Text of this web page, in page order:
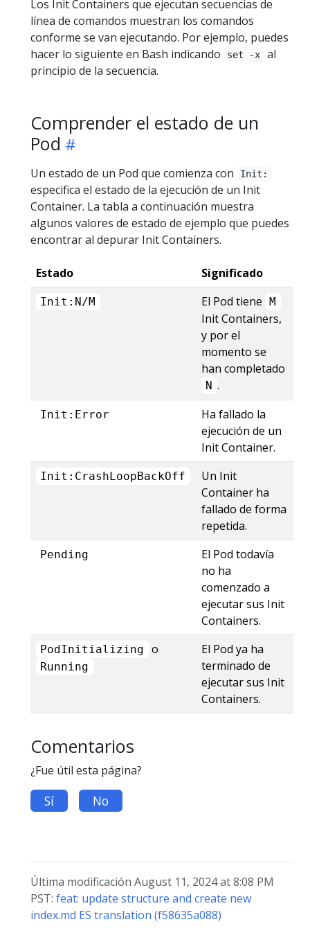
Los Init Containers que ejecutan secuencias de
línea de comandos muestran los comandos
conforme se van ejecutando. Por ejemplo, puedes
hacer lo siguiente en Bash indicando
set -x
al
principio de la secuencia.
Comprender el estado de un
Pod
Un estado de un Pod que comienza con Init:
especifica el estado de la ejecución de un Init
Container. La tabla a continuación muestra
algunos valores de estado de ejemplo que puedes
encontrar al depurar Init Containers.
Estado Significado
Init:N/M El Pod tiene M
Init Containers,
y por el
momento se
han completado
N .
Init:Error
Ha fallado la
ejecución de un
Init Container.
Init:CrashLoopBackOff
Un Init
Container ha
fallado de forma
repetida.
Pending
El Pod todavía
no ha
comenzado a
ejecutar sus Init
Containers.
PodInitializing o
Running
El Pod ya ha
terminado de
ejecutar sus Init
Containers.
Comentarios
¿Fue útil esta página?
Sí No
Última modificación August 11, 2024 at 8:08 PM
PST: feat: update structure and create new
index.md ES translation (f58635a088)